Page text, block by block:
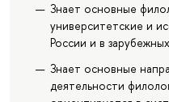
Знает основные
университетские и
России и в
Знает основные
деятельности